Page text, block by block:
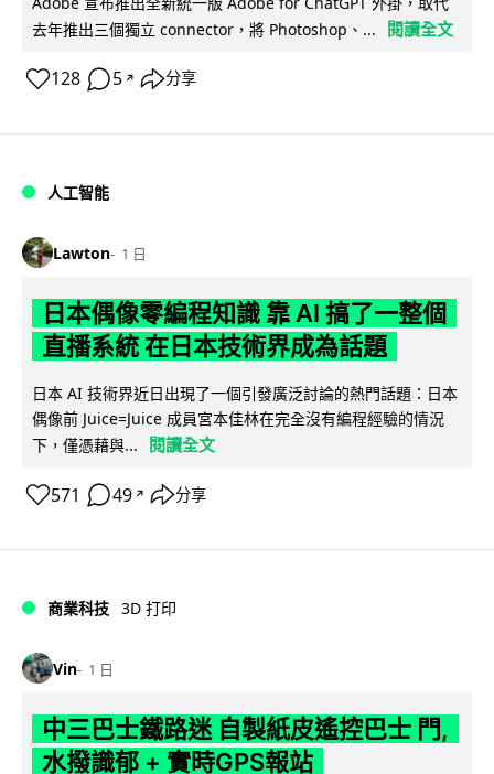
去年推出三個獨立 connector，將 Photoshop、...
閱讀全文
128 5 ↗ 分享
人工智能
Lawton 1 日
日本偶像零編程知識 靠 AI 搞了一整個
直播系統 在日本技術界成為話題
日本 AI 技術界近日出現了一個引發廣泛討論的熱門話題：日本
偶像前 Juice=Juice 成員宮本佳林在完全沒有編程經驗的情況
下，僅憑藉與...
閱讀全文
571 49 ↗ 分享
商業科技 3D 打印
Vin 1 日
中三巴士鐵路迷 自製紙皮遙控巴士 門,
水撥識郁 + 實時GPS報站